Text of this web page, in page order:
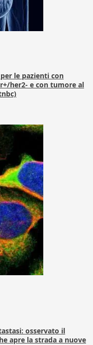
le pazienti con
her2- e con tumore al
osservato il
apre la strada a nuove